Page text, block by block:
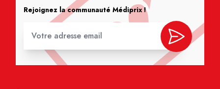
Rejoignez la communauté Médiprix !